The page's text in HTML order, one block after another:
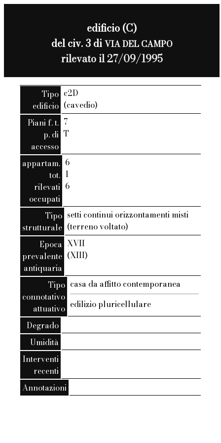
edificio (C)
del civ. 3 diVIA DEL CAMPO
rilevato il 27/09/1995
Tipo
edificio
c2D
(cavedio)
Piani f. t.
p. di
accesso
7
T
appartam.
tot.
rilevati
occupati
6
1
6
Tipo
strutturale
setti continui orizzontamenti misti
(terreno voltato)
Epoca
prevalente
antiquaria
XVII
(XIII)
Tipo
connotativo
attuativo
casa da affitto contemporanea
edilizio pluricellulare
Degrado
Umidità
Interventi
recenti
Annotazioni